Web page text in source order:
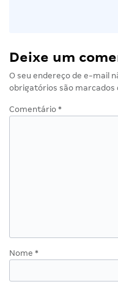
Deixe um
O seu endereço de e-mail
obrigatórios são marcados
Comentário *
Nome *